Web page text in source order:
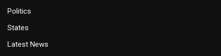
Politics
States
Latest News